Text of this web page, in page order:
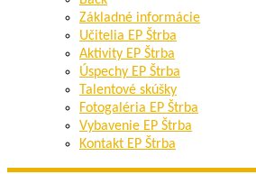
Základné informácie
Učitelia EP Štrba
Aktivity EP Štrba
Úspechy EP Štrba
Talentové skúšky
Fotogaléria EP Štrba
Vybavenie EP Štrba
Kontakt EP Štrba